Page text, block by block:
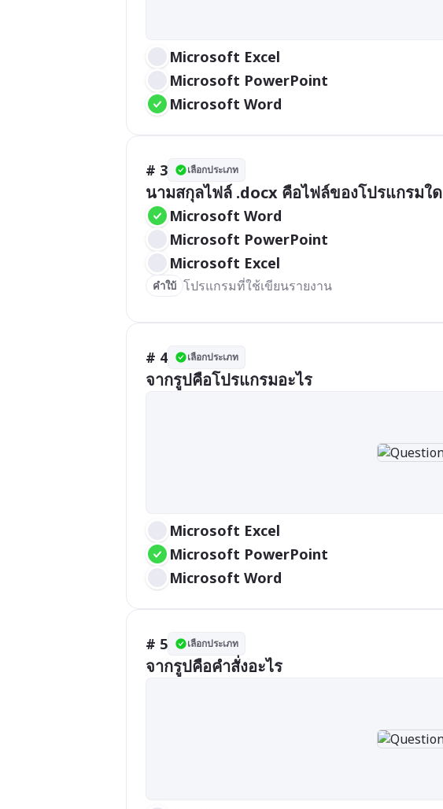
Microsoft Excel
Microsoft PowerPoint
Microsoft Word
# 3 เลือกประเภท
นามสกุลไฟล์ .docx คือไฟล์ของโปรแกรมใด
Microsoft Word
Microsoft PowerPoint
Microsoft Excel
คำใบ้ โปรแกรมที่ใช้เขียนรายงาน
# 4 เลือกประเภท
จากรูปคือโปรแกรมอะไร
Microsoft Excel
Microsoft PowerPoint
Microsoft Word
# 5 เลือกประเภท
จากรูปคือคำสั่งอะไร